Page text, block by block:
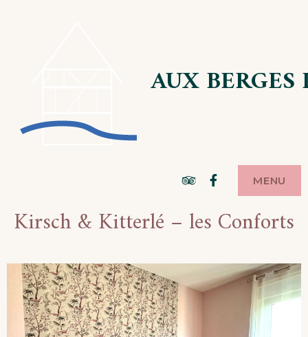
AUX
Tripadvisor
Facebook
MENU
Kirsch & Kitterlé – les Conforts